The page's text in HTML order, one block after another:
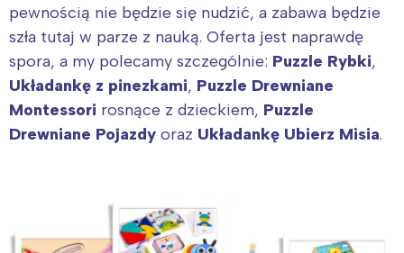
pewnością nie będzie się nudzić, a zabawa będzie
szła tutaj w parze z nauką. Oferta jest naprawdę
spora, a my polecamy szczególnie: Puzzle Rybki,
Układankę z pinezkami, Puzzle Drewniane
Montessori rosnące z dzieckiem, Puzzle
Drewniane Pojazdy oraz Układankę Ubierz Misia.